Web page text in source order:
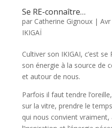
Se RE-connaître…
par Catherine Gignoux|
IKIGAÏ
Cultiver son IKIGAI, c’est
son énergie à la source de
et autour de nous.
Parfois il faut tendre
sur la vitre, prendre le
qui nous convient